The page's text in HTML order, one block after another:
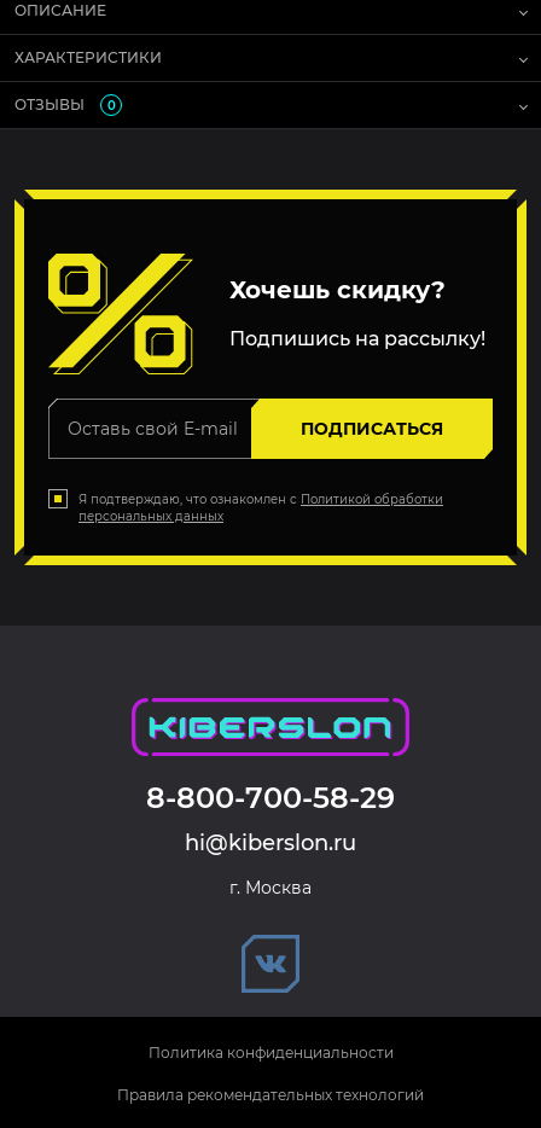
ОПИСАНИЕ
ХАРАКТЕРИСТИКИ
ОТЗЫВЫ 0
Хочешь скидку?
Подпишись на рассылку!
ПОДПИСАТЬСЯ
Я подтверждаю, что ознакомлен с Политикой обработки
персональных данных
8-800-700-58-29
hi@kiberslon.ru
г. Москва
Политика конфиденциальности
Правила рекомендательных технологий